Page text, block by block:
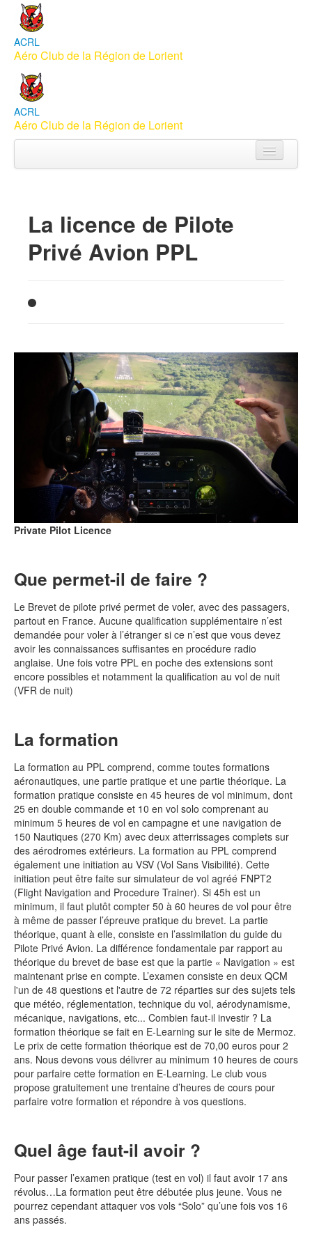
ACRL
Aéro Club de la Région de Lorient
ACRL
Aéro Club de la Région de Lorient
Apprendre à piloter
Vols Baptême
La licence de Pilote
Privé Avion PPL
Private Pilot Licence
Que permet-il de faire ?
Le Brevet de pilote privé permet de voler, avec des passagers,
partout en France. Aucune qualification supplémentaire n’est
demandée pour voler à l’étranger si ce n’est que vous devez
avoir les connaissances suffisantes en procédure radio
anglaise. Une fois votre PPL en poche des extensions sont
encore possibles et notamment la qualification au vol de nuit
(VFR de nuit)
La formation
La formation au PPL comprend, comme toutes formations
aéronautiques, une partie pratique et une partie théorique. La
formation pratique consiste en 45 heures de vol minimum, dont
25 en double commande et 10 en vol solo comprenant au
minimum 5 heures de vol en campagne et une navigation de
150 Nautiques (270 Km) avec deux atterrissages complets sur
des aérodromes extérieurs. La formation au PPL comprend
également une initiation au VSV (Vol Sans Visibilité). Cette
initiation peut être faite sur simulateur de vol agréé FNPT2
(Flight Navigation and Procedure Trainer). Si 45h est un
minimum, il faut plutôt compter 50 à 60 heures de vol pour être
à même de passer l’épreuve pratique du brevet. La partie
théorique, quant à elle, consiste en l’assimilation du guide du
Pilote Privé Avion. La différence fondamentale par rapport au
théorique du brevet de base est que la partie « Navigation » est
maintenant prise en compte. L’examen consiste en deux QCM
l'un de 48 questions et l'autre de 72 réparties sur des sujets tels
que météo, réglementation, technique du vol, aérodynamisme,
mécanique, navigations, etc... Combien faut-il investir ? La
formation théorique se fait en E-Learning sur le site de Mermoz.
Le prix de cette formation théorique est de 70,00 euros pour 2
ans. Nous devons vous délivrer au minimum 10 heures de cours
pour parfaire cette formation en E-Learning. Le club vous
propose gratuitement une trentaine d’heures de cours pour
parfaire votre formation et répondre à vos questions.
Quel âge faut-il avoir ?
Pour passer l’examen pratique (test en vol) il faut avoir 17 ans
révolus…La formation peut être débutée plus jeune. Vous ne
pourrez cependant attaquer vos vols “Solo” qu’une fois vos 16
ans passés.